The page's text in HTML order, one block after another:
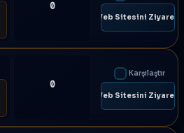
0
🌐 Web Sitesini Ziyaret
0
Karşılaştır
🌐 Web Sitesini Ziyaret